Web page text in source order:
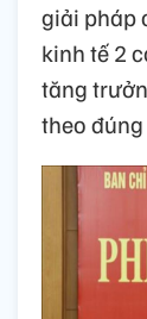
giải pháp
kinh tế 2
tăng
theo